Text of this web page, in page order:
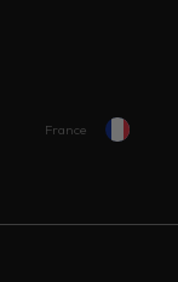
France